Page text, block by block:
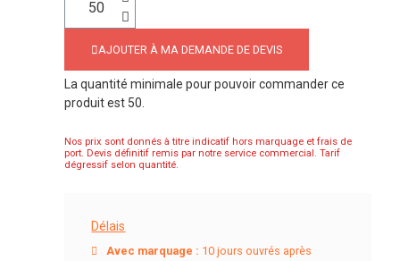
AJOUTER À MA DEMANDE DE DEVIS
La quantité minimale pour pouvoir commander ce
produit est 50.
Nos prix sont donnés à titre indicatif hors marquage et frais de
port. Devis définitif remis par notre service commercial. Tarif
dégressif selon quantité.
Délais
Avec marquage : 10 jours ouvrés après